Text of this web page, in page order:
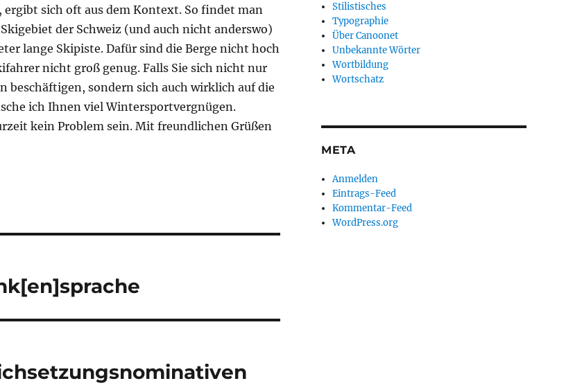
ergibt sich oft aus dem Kontext. So findet man
der Schweiz (und auch nicht anderswo)
lange Skipiste. Dafür sind die Berge nicht hoch
nicht groß genug. Falls Sie sich nicht nur
beschäftigen, sondern sich auch wirklich auf die
ich Ihnen viel Wintersportvergnügen.
kein Problem sein. Mit freundlichen Grüßen
Stilistisches
Typographie
Über Canoonet
Unbekannte Wörter
Wortbildung
Wortschatz
META
Anmelden
Eintrags-Feed
Kommentar-Feed
WordPress.org